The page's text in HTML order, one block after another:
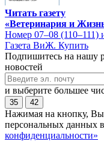
Читать газету
«Ветеринария и
Номер 07–08 (110–111)
Газета ВиЖ. Купить
Подпишитесь на нашу
новостей
и выберите большее
35 42
Нажимая на кнопку, Вы
персональных данных
конфиденциальности»